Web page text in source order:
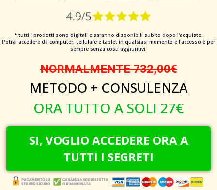
* tutti i prodotti sono digitali e saranno disponibili subito dopo l'acquisto.
Potrai accedere da computer, cellulare e tablet in qualsiasi momento e l'accesso è per
sempre senza costi aggiuntivi.
NORMALMENTE 732,00€
METODO + CONSULENZA
ORA TUTTO A SOLI 27€
SI, VOGLIO ACCEDERE ORA A
TUTTI I SEGRETI